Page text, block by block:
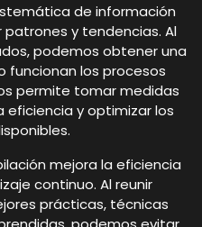
de información
y tendencias. Al
podemos obtener una
funcionan los procesos
permite tomar medidas
eficiencia y optimizar los
mejora la eficiencia
continuo. Al reunir
prácticas, técnicas